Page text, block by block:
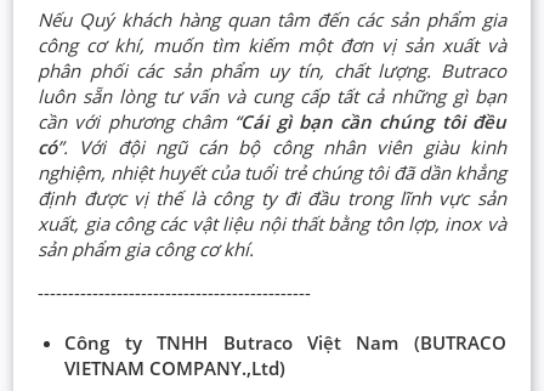
Nếu Quý khách hàng quan tâm đến các sản phẩm gia
công cơ khí, muốn tìm kiếm một đơn vị sản xuất và
phân phối các sản phẩm uy tín, chất lượng. Butraco
luôn sẵn lòng tư vấn và cung cấp tất cả những gì bạn
cần với phương châm “Cái gì bạn cần chúng tôi đều
có”. Với đội ngũ cán bộ công nhân viên giàu kinh
nghiệm, nhiệt huyết của tuổi trẻ chúng tôi đã dần khẳng
định được vị thế là công ty đi đầu trong lĩnh vực sản
xuất, gia công các vật liệu nội thất bằng tôn lợp, inox và
sản phẩm gia công cơ khí.
---------------------------------------------
Công ty TNHH Butraco Việt Nam (BUTRACO
VIETNAM COMPANY.,Ltd)